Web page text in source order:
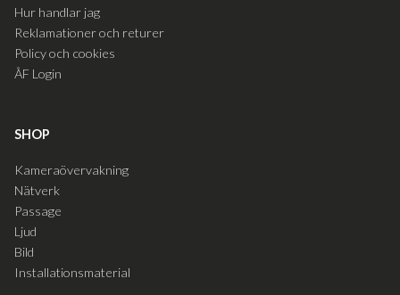
Hur handlar jag
Reklamationer och returer
Policy och cookies
ÅF Login
SHOP
Kameraövervakning
Nätverk
Passage
Ljud
Bild
Installationsmaterial